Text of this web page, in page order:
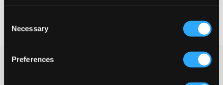
Selection
Necessary
Preferences
Retur- og bytterett i 60 dager
Sølvfarget kjedehalsbånd fra RYVLS. Kjedet er 50 cm. Dette